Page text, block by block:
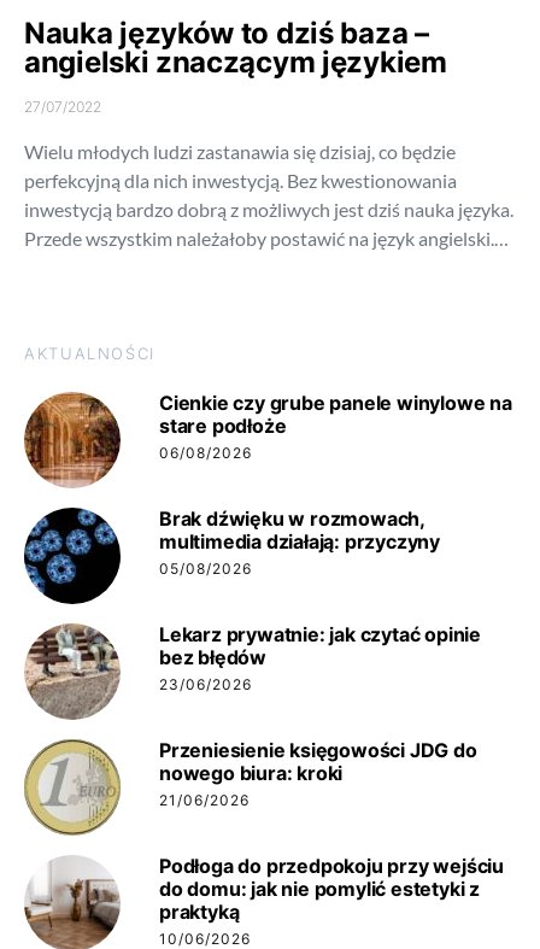
Nauka języków to dziś baza –
angielski znaczącym językiem
27/07/2022
Wielu młodych ludzi zastanawia się dzisiaj, co będzie
perfekcyjną dla nich inwestycją. Bez kwestionowania
inwestycją bardzo dobrą z możliwych jest dziś nauka języka.
Przede wszystkim należałoby postawić na język angielski.…
AKTUALNOŚCI
Cienkie czy grube panele winylowe na
stare podłoże
06/08/2026
Brak dźwięku w rozmowach,
multimedia działają: przyczyny
05/08/2026
Lekarz prywatnie: jak czytać opinie
bez błędów
23/06/2026
Przeniesienie księgowości JDG do
nowego biura: kroki
21/06/2026
Podłoga do przedpokoju przy wejściu
do domu: jak nie pomylić estetyki z
praktyką
10/06/2026